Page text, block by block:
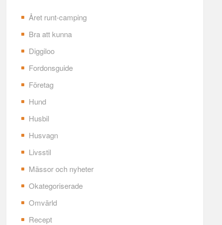
Året runt-camping
Bra att kunna
Diggiloo
Fordonsguide
Företag
Hund
Husbil
Husvagn
Livsstil
Mässor och nyheter
Okategoriserade
Omvärld
Recept